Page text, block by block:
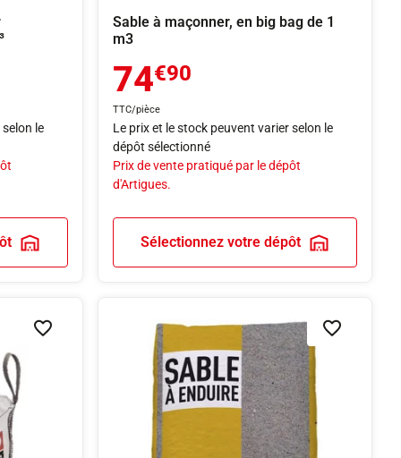
le
Sable à maçonner, en big bag de 1
m3
74€90
TTC/pièce
Le prix et le stock peuvent varier selon le
dépôt sélectionné
Prix de vente pratiqué par le dépôt
d'Artigues.
Sélectionnez votre dépôt
Ajouter à la liste de souhaits Ajouter à la